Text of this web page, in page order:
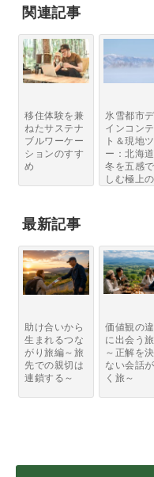
関連記事
移住体験を兼
ねたサステナ
ブルワーケー
ションのすす
め
氷雪都市
インコン
ト＆現地
ー：北海
冬を五感
しむ極上の
体...
最新記事
助け合いから
生まれるつな
がり旅編～旅
先での親切は
連鎖する～
価値観の
に出会う
～正解を
ない会話
く旅～